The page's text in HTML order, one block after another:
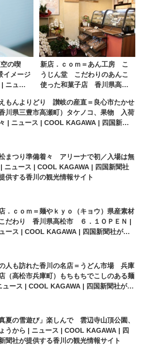
の喫
メージ
ニュー
観光情
新店．ｃｏｍ＝あん工房 こ
うじん堂 こだわりのあんこ
使った和菓子店 香川県高松
ス | COOL KAGAWA | 四国新
聞社が提供する香川の観光情
報サイト
もんよりどり 讃岐の産直＝良心市たかせ
香川県三豊市高瀬町）タケノコ、果物 入荷
| ニュース | COOL KAGAWA | 四国新聞
まつり準備着々 アリーナで初／入場は無
ニュース | COOL KAGAWA | 四国新聞社
供する香川の観光情報サイト
．ｃｏｍ＝麺やｋｙｏ（キョウ）県産素材
だわり 香川県高松市 ６．１ＯＰＥＮ |
ース | COOL KAGAWA | 四国新聞社が提
人も訪れた香川の名店＝うどん市場 兵庫
（高松市兵庫町）もちもちでこしのある麺
ュース | COOL KAGAWA | 四国新聞社が提
真夏の雪遊び」楽しんで 雲辺寺山頂公園、
うから | ニュース | COOL KAGAWA | 四
聞社が提供する香川の観光情報サイト